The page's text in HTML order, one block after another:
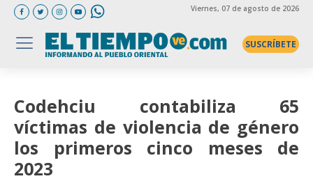
Viernes, 07 de agosto de 2026
SUSCRÍBETE
Codehciu contabiliza 65
víctimas de violencia de género
los primeros cinco meses de
2023